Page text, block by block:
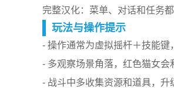
完整汉化：菜单、对话和任务
玩法与操作提示
- 操作通常为虚拟摇杆＋技能键
- 多观察场景角落，红色猫女会
- 战斗中多收集资源和道具，升